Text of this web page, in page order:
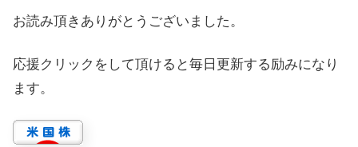
お読み頂きありがとうございました。
応援クリックをして頂けると毎日更新する励みになり
ます。